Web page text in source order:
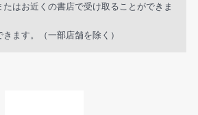
はお近くの書店で受け取ることができま
ます。（一部店舗を除く）